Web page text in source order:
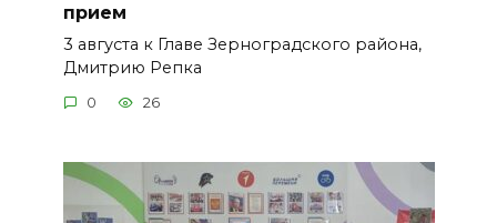
прием
3 августа к Главе Зерноградского района,
Дмитрию Репка
0 26